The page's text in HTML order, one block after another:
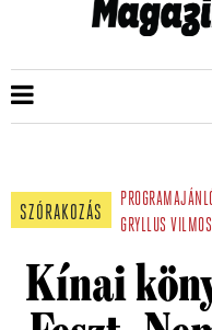
SZÓRAKOZÁS
GRYLLUS VILMOS
Kínai